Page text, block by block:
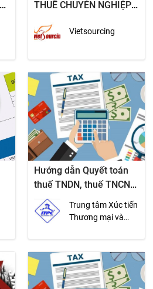
THUẾ CHUYÊN NGHIỆP
Vietsourcing
Hướng dẫn Quyết toán
thuế TNDN, thuế TNCN
2012
Trung tâm Xúc tiến
Thương mại và